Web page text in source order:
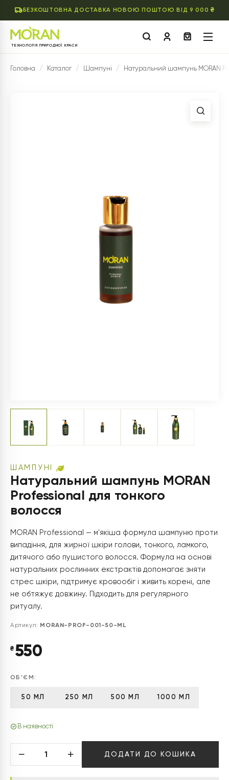
БЕЗКОШТОВНА ДОСТАВКА НОВОЮ ПОШТОЮ ВІД 9 000 ₴
ТЕХНОЛОГІЯ ПРИРОДНОЇ КРАСИ
Головна / Каталог / Шампуні / Натуральний шампунь MORAN
ШАМПУНІ
Натуральний шампунь MORAN
Professional для тонкого
волосся
MORAN Professional — м'якіша формула шампуню проти
випадіння, для жирної шкіри голови, тонкого, ламкого,
дитячого або пушистого волосся. Формула на основі
натуральних рослинних екстрактів допомагає зняти
стрес шкіри, підтримує кровообіг і живить корені, але
не обтяжує довжину. Підходить для регулярного
ритуалу.
Артикул: MORAN-PROF-001-50-ML
₴ 550
ОБ'ЄМ:
50 МЛ 250 МЛ 500 МЛ 1000 МЛ
В наявності
ДОДАТИ ДО КОШИКА